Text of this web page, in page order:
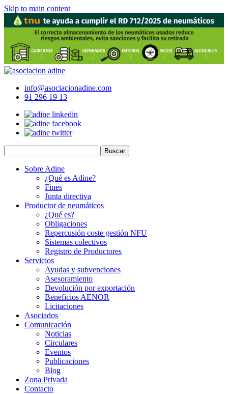
Skip to main content
info@asociacionadine.com
91 296 19 13
Sobre Adine
¿Qué es Adine?
Fines
Junta directiva
Productor de neumáticos
¿Qué es?
Obligaciones
Repercusión coste gestión NFU
Sistemas colectivos
Registro de Productores
Servicios
Ayudas y subvenciones
Asesoramiento
Devolución por exportación
Beneficios AENOR
Licitaciones
Asociados
Comunicación
Noticias
Circulares
Eventos
Publicaciones
Blog
Zona Privada
Contacto